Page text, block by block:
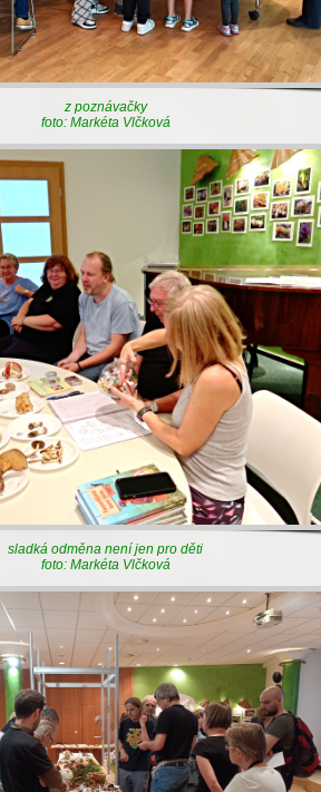
z poznávačky
foto: Markéta Vlčková
sladká odměna není jen pro děti
foto: Markéta Vlčková